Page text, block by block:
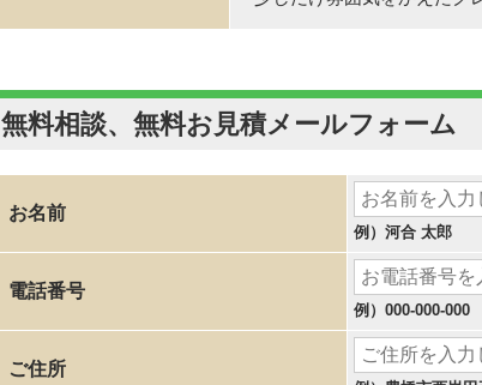
無料相談、無料お見積メールフォーム
お名前
例）河合 太郎
電話番号
例）000-000-000
ご住所